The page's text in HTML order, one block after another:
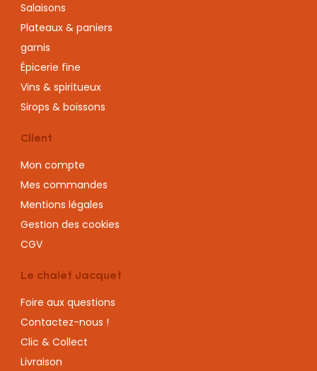
Salaisons
Plateaux & paniers
garnis
Épicerie fine
Vins & spiritueux
Sirops & boissons
Client
Mon compte
Mes commandes
Mentions légales
Gestion des cookies
CGV
Le chalet Jacquet
Foire aux questions
Contactez-nous !
Clic & Collect
Livraison